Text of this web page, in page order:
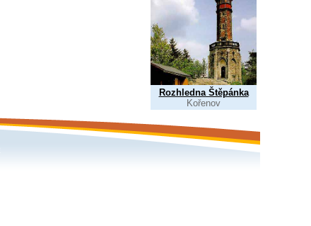
Rozhledna Štěpánka
Kořenov